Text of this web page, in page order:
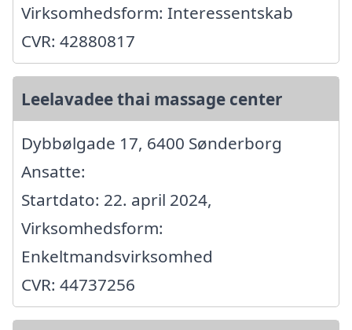
Virksomhedsform: Interessentskab
CVR: 42880817
Leelavadee thai massage center
Dybbølgade 17, 6400 Sønderborg
Ansatte:
Startdato: 22. april 2024,
Virksomhedsform:
Enkeltmandsvirksomhed
CVR: 44737256